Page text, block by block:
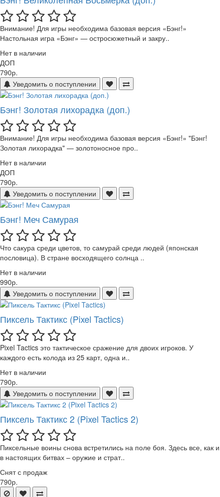
Внимание! Для игры необходима базовая версия «Бэнг!»
Настольная игра «Бэнг» — остросюжетный и закру..
Нет в наличии
ДОП
790р.
Уведомить о поступлении
Бэнг! Золотая лихорадка (доп.)
Внимание! Для игры необходима базовая версия «Бэнг!» "Бэнг!
Золотая лихорадка" — золотоносное про..
Нет в наличии
ДОП
790р.
Уведомить о поступлении
Бэнг! Меч Самурая
Что сакура среди цветов, то самурай среди людей (японская
пословица). В стране восходящего солнца ..
Нет в наличии
990р.
Уведомить о поступлении
Пиксель Тактикс (Pixel Tactics)
Pixel Tactics это тактическое сражение для двоих игроков. У
каждого есть колода из 25 карт, одна и..
Нет в наличии
790р.
Уведомить о поступлении
Пиксель Тактикс 2 (Pixel Tactics 2)
Пиксельные воины снова встретились на поле боя. Здесь все, как и
в настоящих битвах – оружие и страт..
Снят с продаж
790р.